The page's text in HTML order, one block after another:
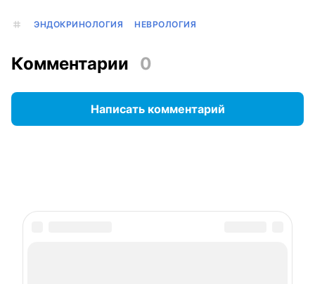
ЭНДОКРИНОЛОГИЯ НЕВРОЛОГИЯ
Комментарии 0
Написать комментарий